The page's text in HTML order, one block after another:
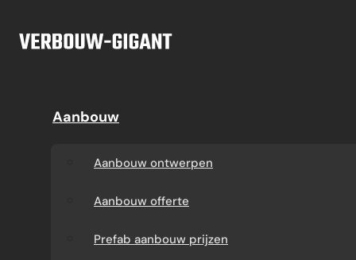
Aanbouw
Aanbouw offerte
Prefab aanbouw
Aanbouw
Aanbouw ontwerpen
Aanbouw offerte
Prefab aanbouw prijzen